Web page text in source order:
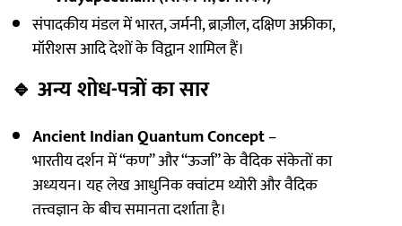
संपादकीय मंडल में भारत, जर्मनी, ब्राज़ील, दक्षिण अफ्रीका,
मॉरीशस आदि देशों के विद्वान शामिल हैं।
🔹 अन्य शोध-पत्रों का सार
Ancient Indian Quantum Concept–
भारतीय दर्शन में “कण” और “ऊर्जा” के वैदिक संकेतों का
अध्ययन। यह लेख आधुनिक क्वांटम थ्योरी और वैदिक
तत्त्वज्ञान के बीच समानता दर्शाता है।